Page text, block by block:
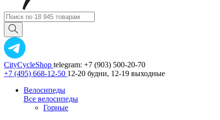
CityCycleShop telegram: +7 (903) 500-20-70
+7 (495) 668-12-50 12-20 будни, 12-19 выходные
Велосипеды
Все велосипеды
Горные